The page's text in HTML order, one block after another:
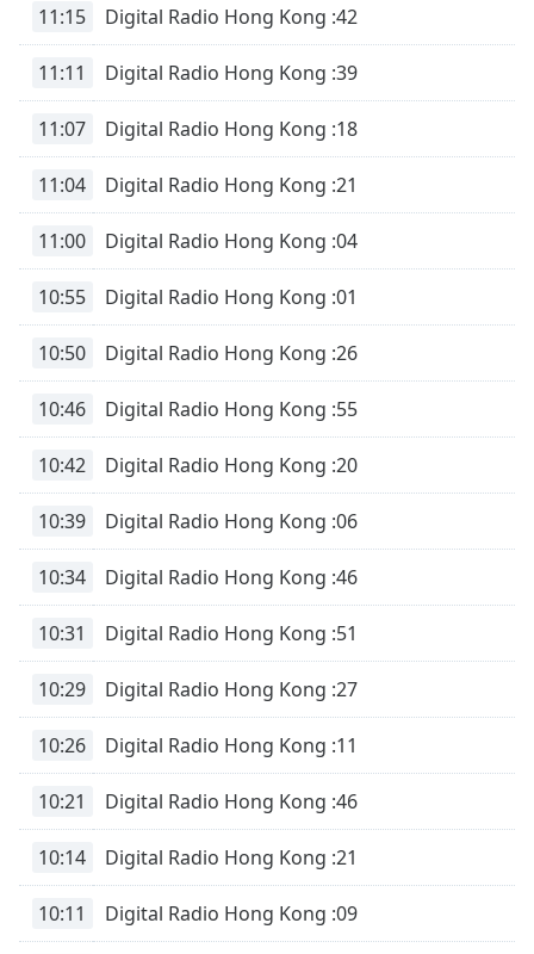
Subtitles
subtitles
settings,
opens
subtitles
settings
subtitles
selected
Audio
Track
in-
Fullscreen
window.
Beginning
dialog
window.
Escape
will
cancel
and
close
the
window.
11:15 Digital Radio Hong Kong :42
11:11 Digital Radio Hong Kong :39
11:07 Digital Radio Hong Kong :18
11:04 Digital Radio Hong Kong :21
11:00 Digital Radio Hong Kong :04
10:55 Digital Radio Hong Kong :01
10:50 Digital Radio Hong Kong :26
10:46 Digital Radio Hong Kong :55
10:42 Digital Radio Hong Kong :20
10:39 Digital Radio Hong Kong :06
10:34 Digital Radio Hong Kong :46
10:31 Digital Radio Hong Kong :51
10:29 Digital Radio Hong Kong :27
10:26 Digital Radio Hong Kong :11
10:21 Digital Radio Hong Kong :46
10:14 Digital Radio Hong Kong :21
10:11 Digital Radio Hong Kong :09